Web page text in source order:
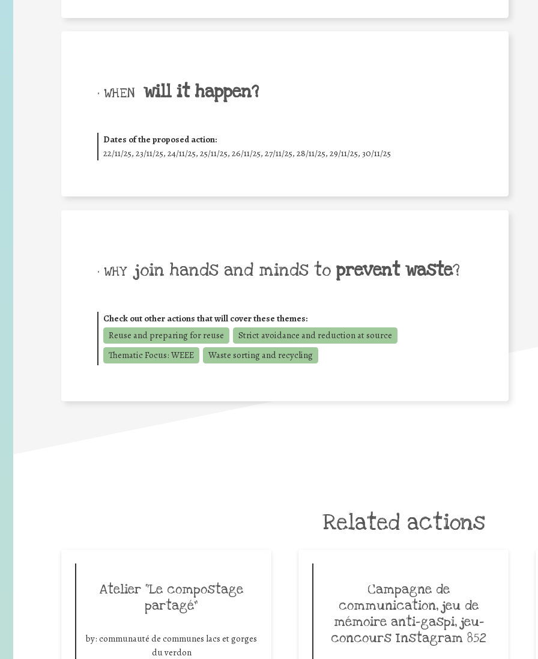
• WHEN will it happen?
Dates of the proposed action:
22/11/25, 23/11/25, 24/11/25, 25/11/25, 26/11/25, 27/11/25, 28/11/25, 29/11/25, 30/11/25
• WHY join hands and minds to prevent waste?
Check out other actions that will cover these themes:
Reuse and preparing for reuse
Strict avoidance and reduction at source
Thematic Focus: WEEE
Waste sorting and recycling
Related actions
Atelier “Le compostage
partagé”
by: communauté de communes lacs et gorges
du verdon
Campagne de
communication, jeu de
mémoire anti-gaspi, jeu-
concours Instagram 852